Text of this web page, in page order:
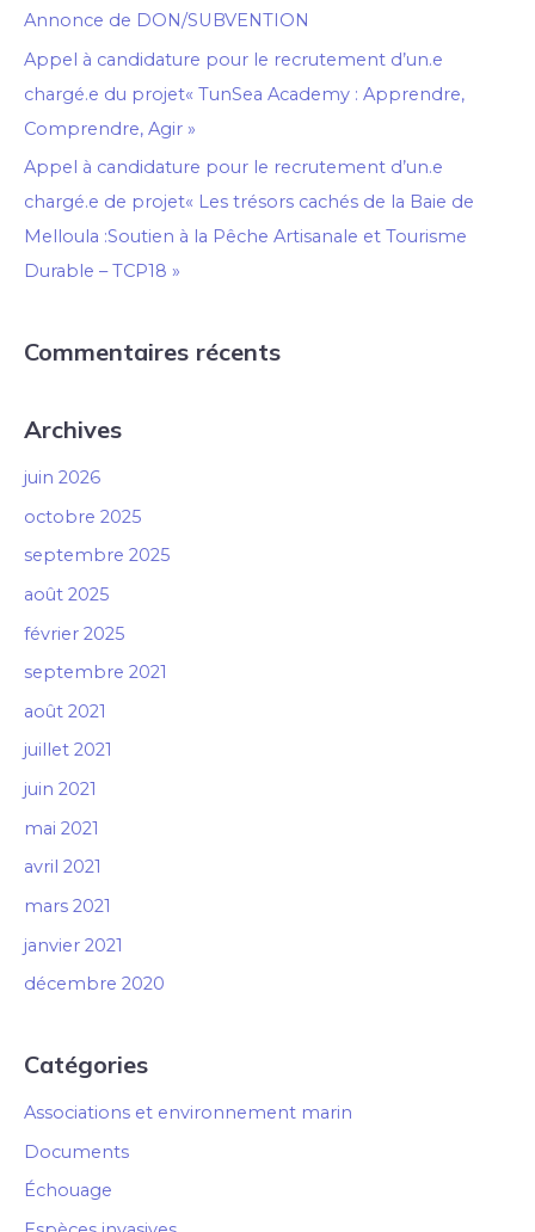
h
e
r
Annonce de DON/SUBVENTION
Appel à candidature pour le recrutement d’un.e
chargé.e du projet« TunSea Academy : Apprendre,
Comprendre, Agir »
Appel à candidature pour le recrutement d’un.e
chargé.e de projet« Les trésors cachés de la Baie de
Melloula :Soutien à la Pêche Artisanale et Tourisme
Durable – TCP18 »
Commentaires récents
Archives
juin 2026
octobre 2025
septembre 2025
août 2025
février 2025
septembre 2021
août 2021
juillet 2021
juin 2021
mai 2021
avril 2021
mars 2021
janvier 2021
décembre 2020
Catégories
Associations et environnement marin
Documents
Échouage